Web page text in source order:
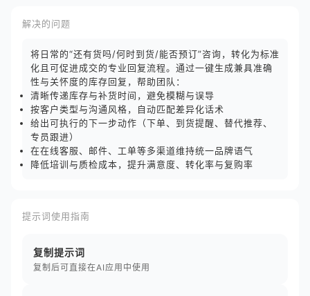
解决的问题
将日常的“还有货吗/何时到货/能否预订”咨询，转化为标准
化且可促进成交的专业回复流程。通过一键生成兼具准确
性与关怀度的库存回复，帮助团队：
清晰传递库存与补货时间，避免模糊与误导
按客户类型与沟通风格，自动匹配差异化话术
给出可执行的下一步动作（下单、到货提醒、替代推荐、
专员跟进）
在在线客服、邮件、工单等多渠道维持统一品牌语气
降低培训与质检成本，提升满意度、转化率与复购率
提示词使用指南
复制提示词
复制后可直接在AI应用中使用